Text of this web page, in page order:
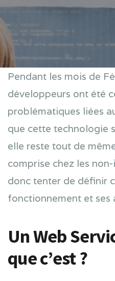
Pendant les mois de
développeurs ont été
problématiques liées
que cette technologie
elle reste tout de
comprise chez les
donc tenter de définir
fonctionnement et ses
Un Web
que c’est ?